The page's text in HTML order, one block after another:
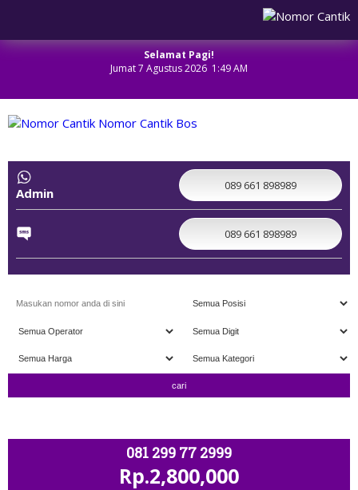
Selamat Pagi!
Jumat 7 Agustus 2026 1:49 AM
Admin 089 661 898989
089 661 898989
081 299 77 2999
Rp.2,800,000